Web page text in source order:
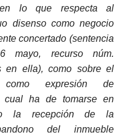
lo que respecta al
disenso como negocio
concertado (sentencia
mayo, recurso núm.
en ella), como sobre el
expresión de
cual ha de tomarse en
la recepción de la
del inmueble